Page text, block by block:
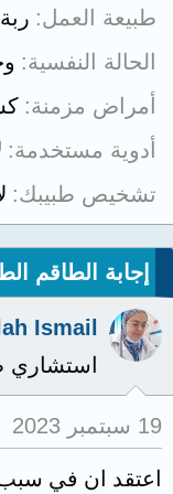
طبيعة العمل
الحالة النفسية
أمراض مزمنة
أدوية مستخدمة
تشخيص طبيبك
إجابة الطاقم
Ismail
استشاري
19 سبتمبر 2023
اعتقد ان في